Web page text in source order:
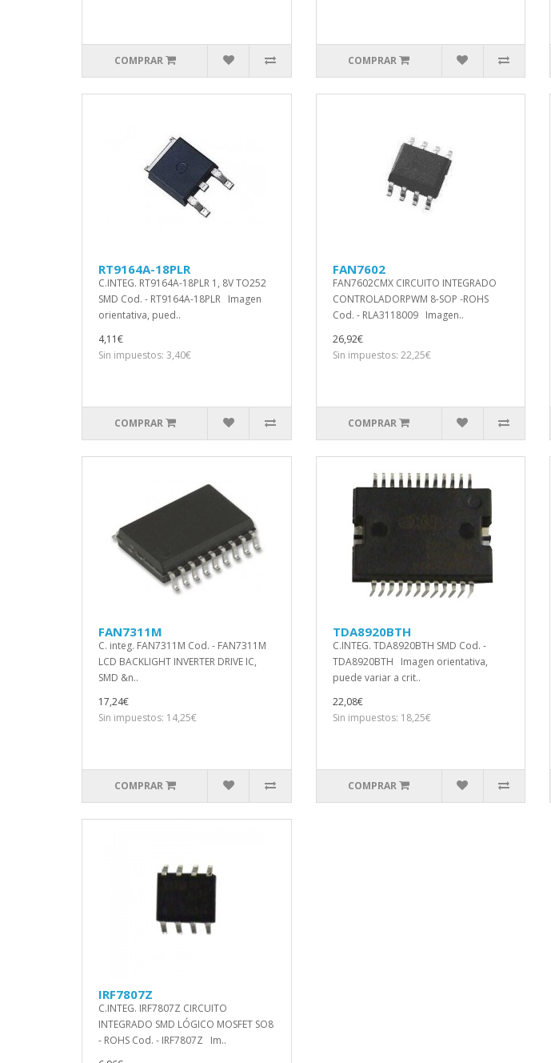
COMPRAR COMPRAR
RT9164A-18PLR
C.INTEG. RT9164A-18PLR 1, 8V TO252
SMD Cod. - RT9164A-18PLR Imagen
orientativa, pued..
4,11€
Sin impuestos: 3,40€
COMPRAR
FAN7602
FAN7602CMX CIRCUITO INTEGRADO
CONTROLADORPWM 8-SOP -ROHS
Cod. - RLA3118009 Imagen..
26,92€
Sin impuestos: 22,25€
COMPRAR
FAN7311M
C. integ. FAN7311M Cod. - FAN7311M
LCD BACKLIGHT INVERTER DRIVE IC,
SMD &n..
17,24€
Sin impuestos: 14,25€
COMPRAR
TDA8920BTH
C.INTEG. TDA8920BTH SMD Cod. -
TDA8920BTH Imagen orientativa,
puede variar a crit..
22,08€
Sin impuestos: 18,25€
COMPRAR
IRF7807Z
C.INTEG. IRF7807Z CIRCUITO
INTEGRADO SMD LÓGICO MOSFET SO8
- ROHS Cod. - IRF7807Z Im..